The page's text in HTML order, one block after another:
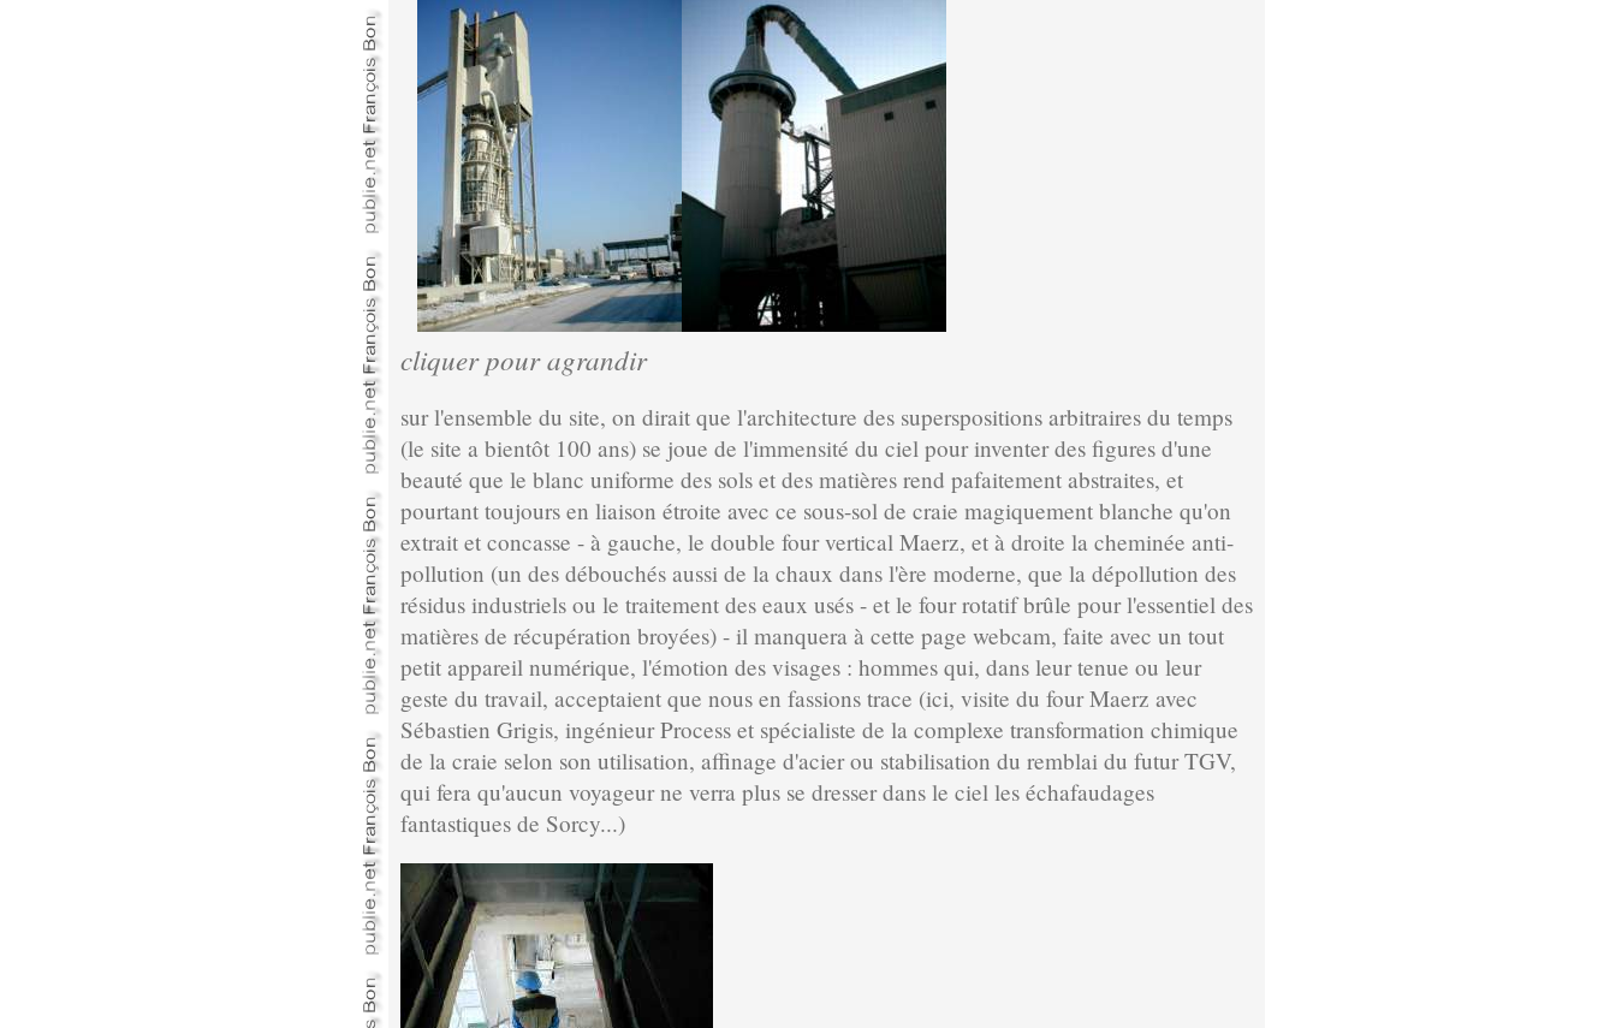
cliquer pour agrandir
sur l'ensemble du site, on dirait que l'architecture des superspositions arbitraires du temps
(le site a bientôt 100 ans) se joue de l'immensité du ciel pour inventer des figures d'une
beauté que le blanc uniforme des sols et des matières rend pafaitement abstraites, et
pourtant toujours en liaison étroite avec ce sous-sol de craie magiquement blanche qu'on
extrait et concasse - à gauche, le double four vertical Maerz, et à droite la cheminée anti-
pollution (un des débouchés aussi de la chaux dans l'ère moderne, que la dépollution des
résidus industriels ou le traitement des eaux usés - et le four rotatif brûle pour l'essentiel des
matières de récupération broyées) - il manquera à cette page webcam, faite avec un tout
petit appareil numérique, l'émotion des visages : hommes qui, dans leur tenue ou leur
geste du travail, acceptaient que nous en fassions trace (ici, visite du four Maerz avec
Sébastien Grigis, ingénieur Process et spécialiste de la complexe transformation chimique
de la craie selon son utilisation, affinage d'acier ou stabilisation du remblai du futur TGV,
qui fera qu'aucun voyageur ne verra plus se dresser dans le ciel les échafaudages
fantastiques de Sorcy...)